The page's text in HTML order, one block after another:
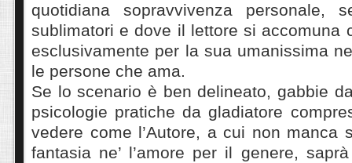
quotidiana sopravvivenza personale,
sublimatori e dove il lettore si accomuna
esclusivamente per la sua umanissima
le persone che ama.
Se lo scenario è ben delineato, gabbie
psicologie pratiche da gladiatore
vedere come l’Autore, a cui non manca
fantasia ne’ l’amore per il genere,